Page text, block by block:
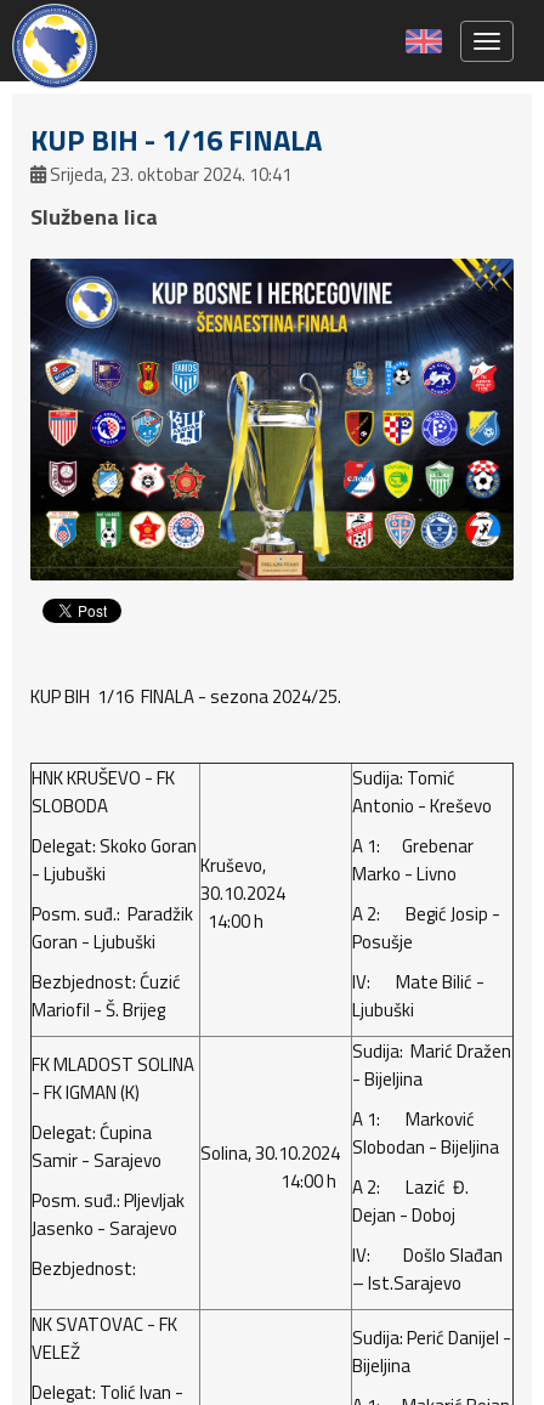
KUP BIH - 1/16 FINALA
Srijeda, 23. oktobar 2024. 10:41
Službena lica
KUP BIH 1/16 FINALA - sezona 2024/25.
HNK KRUŠEVO - FK
SLOBODA
Delegat: Skoko Goran
- Ljubuški
Posm. suđ.: Paradžik
Goran - Ljubuški
Bezbjednost: Ćuzić
Mariofil - Š. Brijeg
Kruševo,
30.10.2024
14:00 h
Sudija: Tomić
Antonio - Kreševo
A 1: Grebenar
Marko - Livno
A 2: Begić Josip -
Posušje
IV: Mate Bilić -
Ljubuški
FK MLADOST SOLINA
- FK IGMAN (K)
Delegat: Ćupina
Samir - Sarajevo
Posm. suđ.: Pljevljak
Jasenko - Sarajevo
Bezbjednost:
Solina, 30.10.2024
14:00 h
Sudija: Marić Dražen
- Bijeljina
A 1: Marković
Slobodan - Bijeljina
A 2: Lazić Đ.
Dejan - Doboj
IV: Došlo Slađan
– Ist.Sarajevo
NK SVATOVAC - FK
VELEŽ
Delegat: Tolić Ivan -
Sudija: Perić Danijel -
Bijeljina